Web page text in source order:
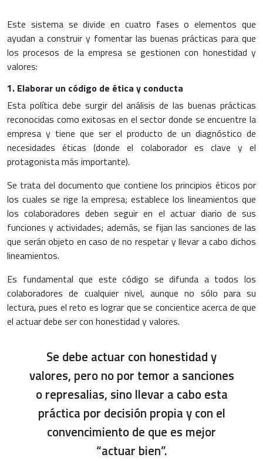
Este sistema se divide en cuatro fases o elementos que
ayudan a construir y fomentar las buenas prácticas para que
los procesos de la empresa se gestionen con honestidad y
valores:
1. Elaborar un código de ética y conducta
Esta política debe surgir del análisis de las buenas prácticas
reconocidas como exitosas en el sector donde se encuentre la
empresa y tiene que ser el producto de un diagnóstico de
necesidades éticas (donde el colaborador es clave y el
protagonista más importante).
Se trata del documento que contiene los principios éticos por
los cuales se rige la empresa; establece los lineamientos que
los colaboradores deben seguir en el actuar diario de sus
funciones y actividades; además, se fijan las sanciones de las
que serán objeto en caso de no respetar y llevar a cabo dichos
lineamientos.
Es fundamental que este código se difunda a todos los
colaboradores de cualquier nivel, aunque no sólo para su
lectura, pues el reto es lograr que se concientice acerca de que
el actuar debe ser con honestidad y valores.
Se debe actuar con honestidad y
valores, pero no por temor a sanciones
o represalias, sino llevar a cabo esta
práctica por decisión propia y con el
convencimiento de que es mejor
“actuar bien”.